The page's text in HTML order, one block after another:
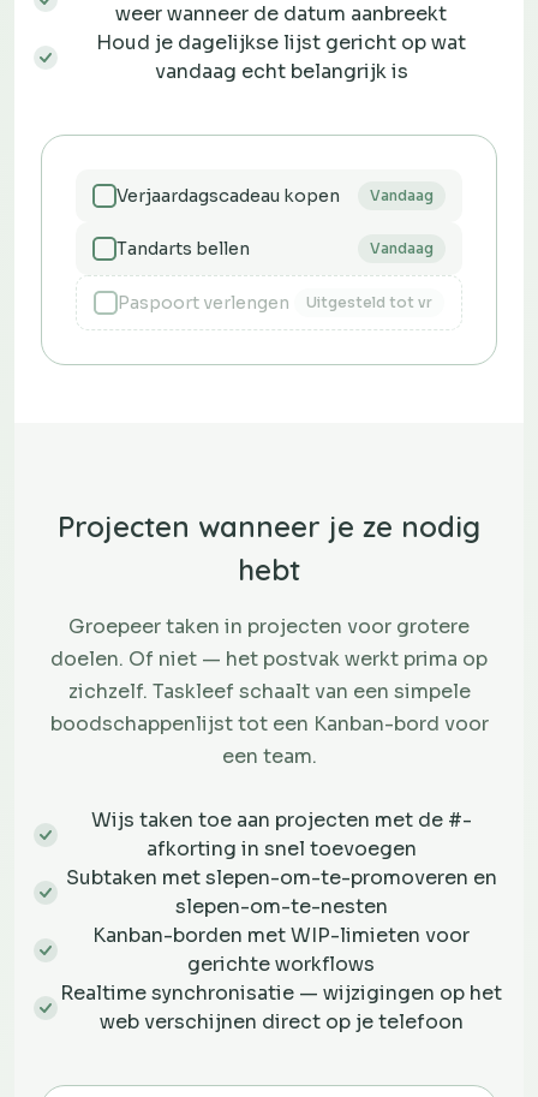
weer wanneer de datum aanbreekt
Houd je dagelijkse lijst gericht op wat
vandaag echt belangrijk is
Verjaardagscadeau kopen Vandaag
Tandarts bellen Vandaag
Paspoort verlengen Uitgesteld tot vr
Projecten wanneer je ze nodig
hebt
Groepeer taken in projecten voor grotere
doelen. Of niet — het postvak werkt prima op
zichzelf. Taskleef schaalt van een simpele
boodschappenlijst tot een Kanban-bord voor
een team.
Wijs taken toe aan projecten met de #-
afkorting in snel toevoegen
Subtaken met slepen-om-te-promoveren en
slepen-om-te-nesten
Kanban-borden met WIP-limieten voor
gerichte workflows
Realtime synchronisatie — wijzigingen op het
web verschijnen direct op je telefoon